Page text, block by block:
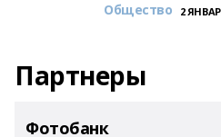
Общество 2
Партнеры
Фотобанк